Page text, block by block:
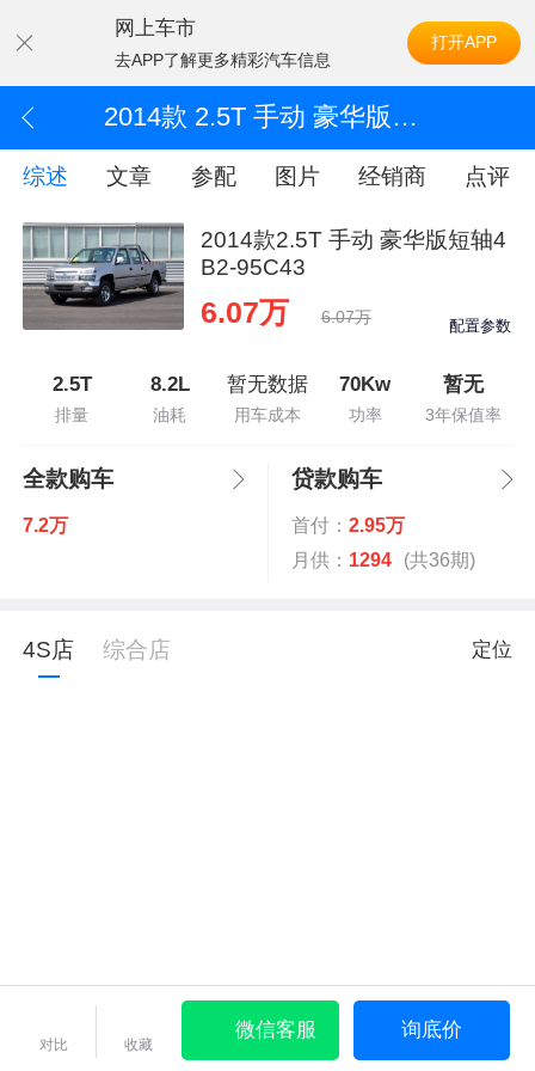
网上车市
去APP了解更多精彩汽车信息
打开APP
2014款 2.5T 手动 豪华版短轴4B2-95C43
综述 文章 参配 图片 经销商 点评
2014款2.5T 手动 豪华版短轴4
B2-95C43
6.07万 6.07万 配置参数
2.5T
排量
8.2L
油耗
暂无数据
用车成本
70Kw
功率
暂无
3年保值率
全款购车
7.2万
贷款购车
首付： 2.95万
月供： 1294 (共36期)
4S店 综合店 定位
对比 收藏
微信客服 询底价